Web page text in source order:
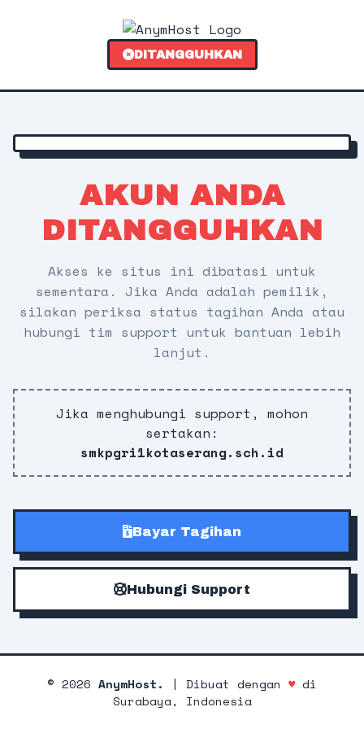
DITANGGUHKAN
AKUN ANDA
DITANGGUHKAN
Akses ke situs ini dibatasi untuk
sementara. Jika Anda adalah pemilik,
silakan periksa status tagihan Anda atau
hubungi tim support untuk bantuan lebih
lanjut.
Jika menghubungi support, mohon
sertakan:
smkpgri1kotaserang.sch.id
Bayar Tagihan
Hubungi Support
© 2026 AnymHost. | Dibuat dengan ♥di
Surabaya, Indonesia